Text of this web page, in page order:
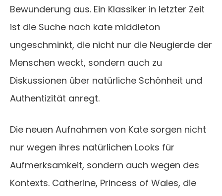
Bewunderung aus. Ein Klassiker in letzter Zeit
ist die Suche nach kate middleton
ungeschminkt, die nicht nur die Neugierde der
Menschen weckt, sondern auch zu
Diskussionen über natürliche Schönheit und
Authentizität anregt.
Die neuen Aufnahmen von Kate sorgen nicht
nur wegen ihres natürlichen Looks für
Aufmerksamkeit, sondern auch wegen des
Kontexts. Catherine, Princess of Wales, die